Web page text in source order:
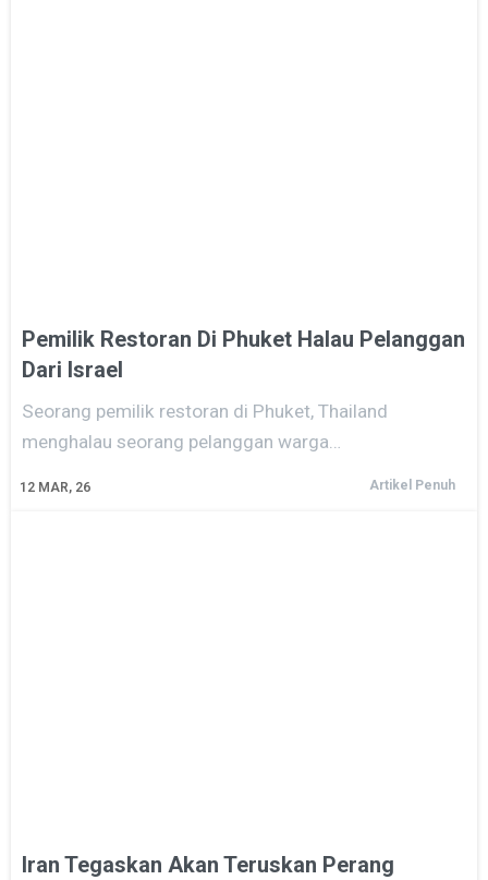
Pemilik Restoran Di Phuket Halau Pelanggan
Dari Israel
12 MAR, 26
Seorang pemilik restoran di Phuket, Thailand
menghalau seorang pelanggan warga…
Artikel Penuh
Iran Tegaskan Akan Teruskan Perang